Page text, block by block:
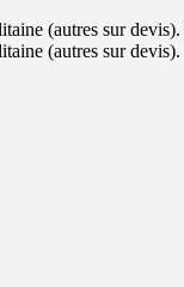
(autres sur devis).
(autres sur devis).